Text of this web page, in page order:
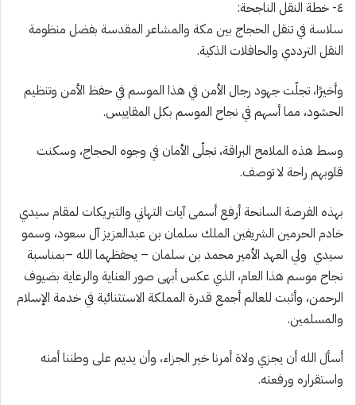
‏سلاسة في تنقل الحجاج بين مكة والمشاعر المقدسة بفضل منظومة
النقل الترددي والحافلات الذكية.
‏وأخيرًا، تجلّت جهود رجال الأمن في ⁧هذا الموسم في حفظ الأمن وتنظيم
الحشود، مما أسهم في نجاح الموسم بكل المقاييس.
‏وسط هذه الملامح البراقة، تجلّى الأمان في وجوه الحجاج، وسكنت
قلوبهم راحة لا توصف.
‏بهذه الفرصة السانحة أرفع أسمى آيات التهاني والتبريكات لمقام سيدي
⁧خادم الحرمين الشريفين⁩ الملك سلمان بن عبدالعزيز آل سعود⁩، وسمو
سيدي ⁧ ولي العهد الأمير محمد بن سلمان⁩ – يحفظهما الله –بمناسبة
⁧نجاح موسم هذا العام، الذي عكس أبهى صور العناية والرعاية بضيوف
الرحمن، وأثبت للعالم أجمع قدرة المملكة الاستثنائية في خدمة الإسلام
والمسلمين.
‏أسأل الله أن يجزي ولاة أمرنا خير الجزاء، وأن يديم على وطننا أمنه
واستقراره ورفعته.